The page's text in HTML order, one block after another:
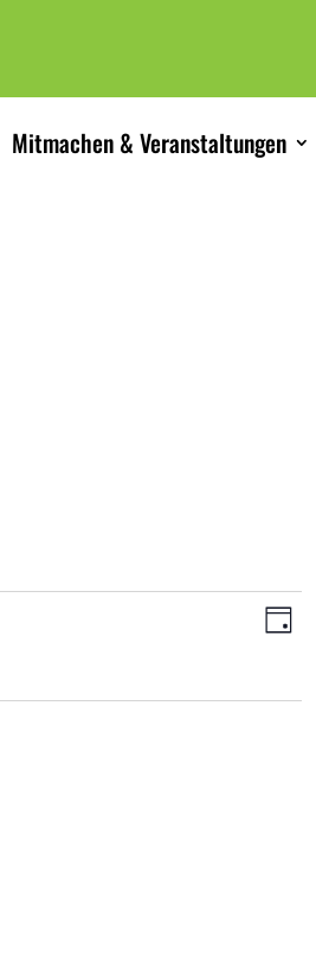
Mitmachen & Veranstaltungen
Tag